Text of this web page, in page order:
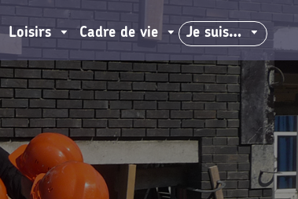
Loisirs Cadre de vie Je suis…